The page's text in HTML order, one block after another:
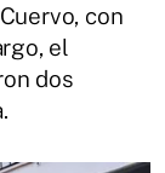
con
el
dos